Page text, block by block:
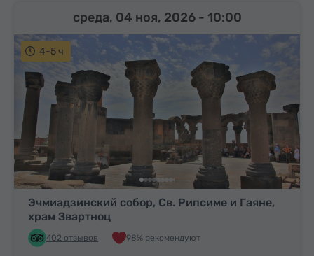
4-5 ч
Эчмиадзинский собор, Св. Рипсиме и Гаяне,
храм Звартноц
402 отзывов 98% рекомендуют
среда, 04 ноя, 2026 - 10:00